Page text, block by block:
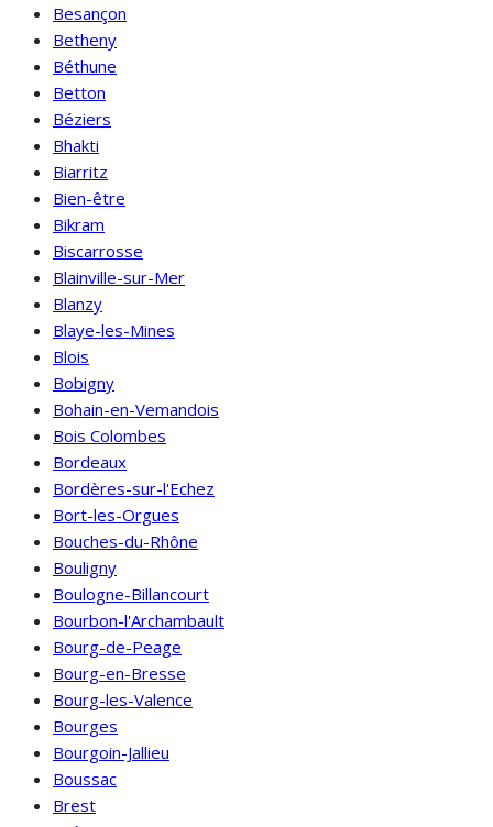
Besançon
Betheny
Béthune
Betton
Béziers
Bhakti
Biarritz
Bien-être
Bikram
Biscarrosse
Blainville-sur-Mer
Blanzy
Blaye-les-Mines
Blois
Bobigny
Bohain-en-Vemandois
Bois Colombes
Bordeaux
Bordères-sur-l'Echez
Bort-les-Orgues
Bouches-du-Rhône
Bouligny
Boulogne-Billancourt
Bourbon-l'Archambault
Bourg-de-Peage
Bourg-en-Bresse
Bourg-les-Valence
Bourges
Bourgoin-Jallieu
Boussac
Brest